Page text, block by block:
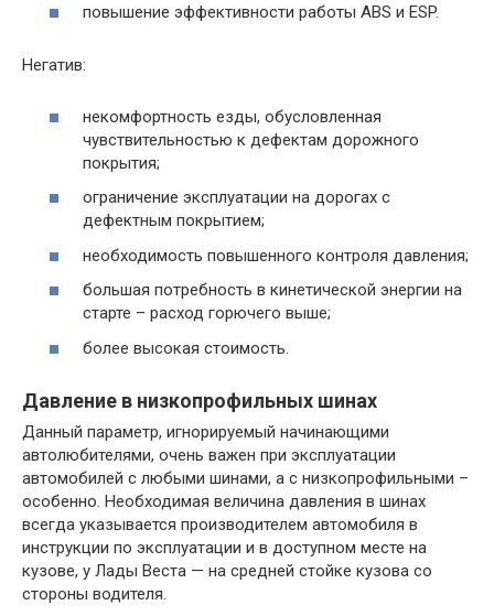
повышение эффективности работы ABS и ESP.
Негатив:
некомфортность езды, обусловленная
чувствительностью к дефектам дорожного
покрытия;
ограничение эксплуатации на дорогах с
дефектным покрытием;
необходимость повышенного контроля давления;
большая потребность в кинетической энергии на
старте – расход горючего выше;
более высокая стоимость.
Давление в низкопрофильных шинах
Данный параметр, игнорируемый начинающими
автолюбителями, очень важен при эксплуатации
автомобилей с любыми шинами, а с низкопрофильными –
особенно. Необходимая величина давления в шинах
всегда указывается производителем автомобиля в
инструкции по эксплуатации и в доступном месте на
кузове, у Лады Веста — на средней стойке кузова со
стороны водителя.